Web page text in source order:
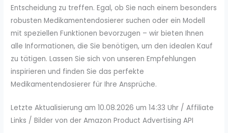
Entscheidung zu treffen. Egal, ob Sie nach einem besonders
robusten Medikamentendosierer suchen oder ein Modell
mit speziellen Funktionen bevorzugen – wir bieten Ihnen
alle Informationen, die Sie benötigen, um den idealen Kauf
zu tätigen. Lassen Sie sich von unseren Empfehlungen
inspirieren und finden Sie das perfekte
Medikamentendosierer für Ihre Ansprüche.
Letzte Aktualisierung am 10.08.2026 um 14:33 Uhr / Affiliate
Links / Bilder von der Amazon Product Advertising API